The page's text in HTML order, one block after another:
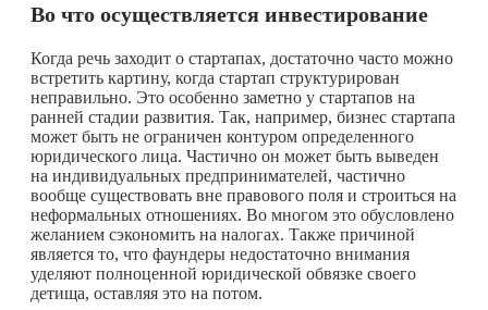
Во что осуществляется инвестирование
Когда речь заходит о стартапах, достаточно часто можно
встретить картину, когда стартап структурирован
неправильно. Это особенно заметно у стартапов на
ранней стадии развития. Так, например, бизнес стартапа
может быть не ограничен контуром определенного
юридического лица. Частично он может быть выведен
на индивидуальных предпринимателей, частично
вообще существовать вне правового поля и строиться на
неформальных отношениях. Во многом это обусловлено
желанием сэкономить на налогах. Также причиной
является то, что фаундеры недостаточно внимания
уделяют полноценной юридической обвязке своего
детища, оставляя это на потом.